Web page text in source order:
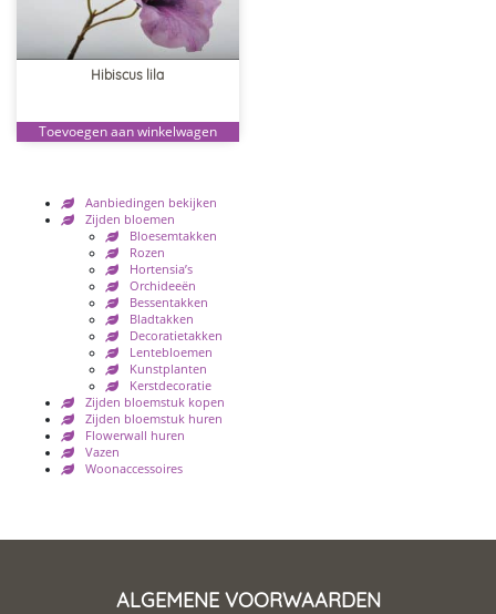
Aanbiedingen bekijken
Zijden bloemen
Bloesemtakken
Rozen
Hortensia’s
Orchideeën
Bessentakken
Bladtakken
Decoratietakken
Lentebloemen
Kunstplanten
Kerstdecoratie
Zijden bloemstuk kopen
Zijden bloemstuk huren
Flowerwall huren
Vazen
Woonaccessoires
Hibiscus lila
Toevoegen aan winkelwagen
ALGEMENE VOORWAARDEN